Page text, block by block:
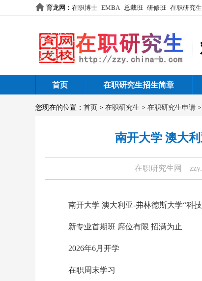
育龙网 ： 在职博士 EMBA 总裁班 研修班 在职研究生
首页 在职研究生招生简章
您现在的位置： 首页 > 在职研究生 > 在职研究生申请 >
南开大学 澳大
在职研究生网
南开大学 澳大利亚-弗林德斯大学“科技
新专业首期班 席位有限 招满为止
2026年6月开学
在职周末学习